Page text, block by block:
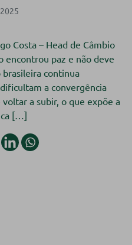
Costa – Head de Câmbio
encontrou paz e não deve
continua
a convergência
a subir, o que expõe a
[…]